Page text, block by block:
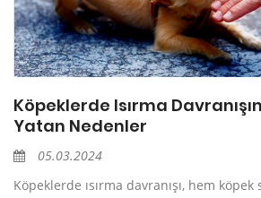
Köpeklerde Isırma
Yatan Nedenler
05.03.2024
Köpeklerde ısırma davranışı, hem